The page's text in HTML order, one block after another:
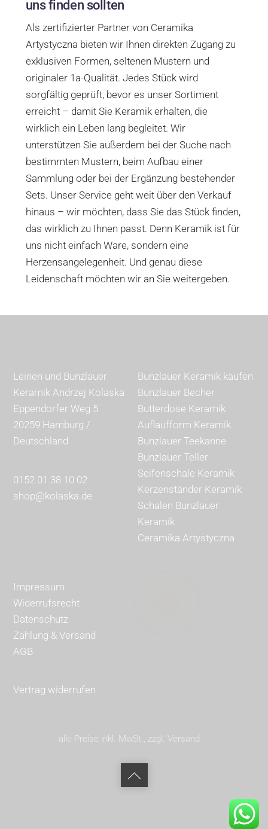
uns finden sollten
Als zertifizierter Partner von Ceramika
Artystyczna bieten wir Ihnen direkten Zugang zu
exklusiven Formen, seltenen Mustern und
originaler 1a-Qualität. Jedes Stück wird
sorgfältig geprüft, bevor es unser Sortiment
erreicht – damit Sie Keramik erhalten, die
wirklich ein Leben lang begleitet. Wir
unterstützen Sie außerdem bei der Suche nach
bestimmten Mustern, beim Aufbau einer
Sammlung oder bei der Ergänzung bestehender
Sets. Unser Service geht weit über den Verkauf
hinaus – wir möchten, dass Sie das Stück finden,
das wirklich zu Ihnen passt. Denn Keramik ist für
uns nicht einfach Ware, sondern eine
Herzensangelegenheit. Und genau diese
Leidenschaft möchten wir an Sie weitergeben.
Leinen und Bunzlauer
Keramik Andrzej Kolaska
Eppendorfer Weg 5
20259 Hamburg /
Deutschland
0152 01 38 10 02
shop@kolaska.de
Bunzlauer Keramik kaufen
Bunzlauer Becher
Butterdose Keramik
Auflaufform Keramik
Bunzlauer Teekanne
Bunzlauer Teller
Seifenschale Keramik
Kerzenständer Keramik
Schalen Bunzlauer
Keramik
Ceramika Artystyczna
Impressum
Widerrufsrecht
Datenschutz
Zahlung & Versand
AGB
Vertrag widerrufen
Back
alle Preise inkl. MwSt., zzgl. Versand